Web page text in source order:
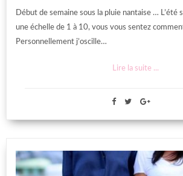
Début de semaine sous la pluie nantaise … L’été
une échelle de 1 à 10, vous vous sentez
Personnellement j’oscille…
Lire la suite ...